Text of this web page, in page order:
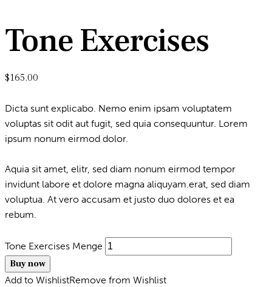
Tone Exercises
$165.00
Dicta sunt explicabo. Nemo enim ipsam voluptatem
voluptas sit odit aut fugit, sed quia consequuntur. Lorem
ipsum nonum eirmod dolor.
Aquia sit amet, elitr, sed diam nonum eirmod tempor
invidunt labore et dolore magna aliquyam.erat, sed diam
voluptua. At vero accusam et justo duo dolores et ea
rebum.
Tone Exercises Menge
Buy now
Add to WishlistRemove from Wishlist